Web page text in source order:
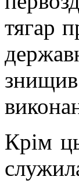
тягар
Крім